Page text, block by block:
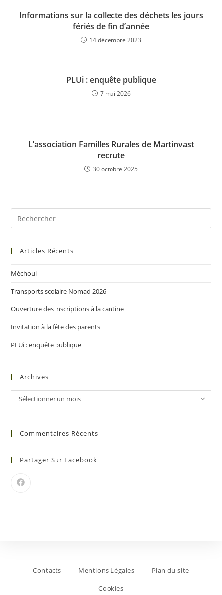
Informations sur la collecte des déchets les jours
fériés de fin d’année
14 décembre 2023
PLUi : enquête publique
7 mai 2026
L’association Familles Rurales de Martinvast
recrute
30 octobre 2025
Articles Récents
Méchoui
Transports scolaire Nomad 2026
Ouverture des inscriptions à la cantine
Invitation à la fête des parents
PLUi : enquête publique
Archives
Sélectionner un mois
Commentaires Récents
Partager Sur Facebook
Contacts Mentions Légales
Plan du site
Cookies